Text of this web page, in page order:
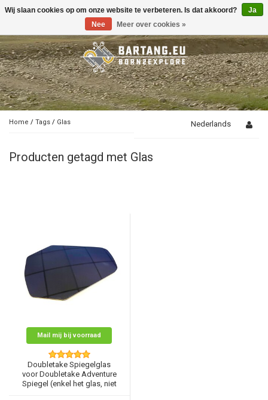
Toggle
Home / Tags / Glas Nederlands
Producten getagd met Glas
Mail mij bij voorraad
Doubletake Spiegelglas
voor Doubletake Adventure
Spiegel (enkel het glas, niet
Wij slaan cookies op om onze website te verbeteren. Is dat akkoord?
Ja
Nee
Meer over cookies »